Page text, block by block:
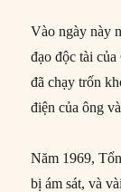
Vào ngày này
đạo độc tài
đã chạy trốn
điện của ông
Năm 1969,
bị ám sát, và